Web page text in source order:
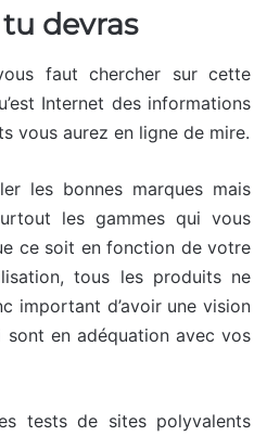
devras
faut chercher sur cette
Internet des informations
vous aurez en ligne de mire.
les bonnes marques mais
les gammes qui vous
ce soit en fonction de votre
tous les produits ne
important d’avoir une vision
en adéquation avec vos
tests de sites polyvalents